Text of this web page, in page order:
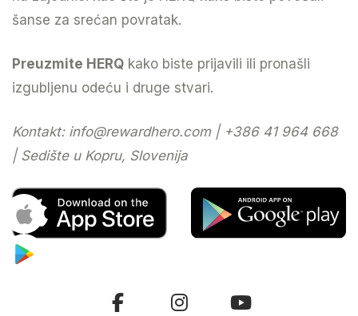
šanse za srećan povratak.
Preuzmite HERQ kako biste prijavili ili pronašli
izgubljenu odeću i druge stvari.
Kontakt: info@rewardhero.com| +386 41 964 668
| Sedište u Kopru, Slovenija